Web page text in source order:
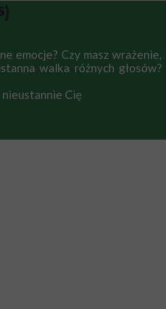
emocje? Czy masz wrażenie,
walka różnych głosów?
Cię